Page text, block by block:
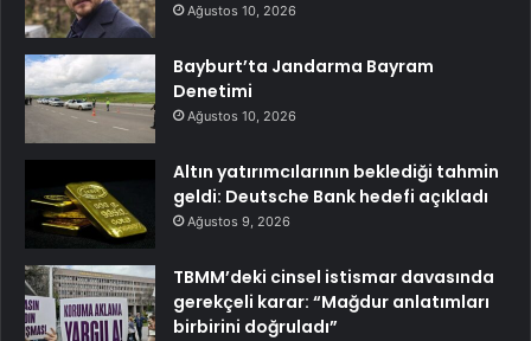
Ağustos 10, 2026
Bayburt’ta Jandarma Bayram
Denetimi
Ağustos 10, 2026
Altın yatırımcılarının beklediği tahmin
geldi: Deutsche Bank hedefi açıkladı
Ağustos 9, 2026
TBMM’deki cinsel istismar davasında
gerekçeli karar: “Mağdur anlatımları
birbirini doğruladı”